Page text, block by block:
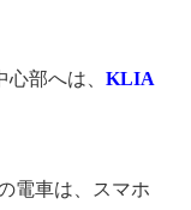
部へは、 KLIA
電車は、スマホ